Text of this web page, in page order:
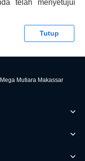
kamu bisa cek
sebagai pihak
yang rekanan
telah menyetujui
Tutup
Mega Mutiara Makassar